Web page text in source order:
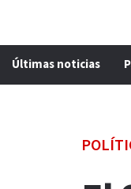
Últimas noticias